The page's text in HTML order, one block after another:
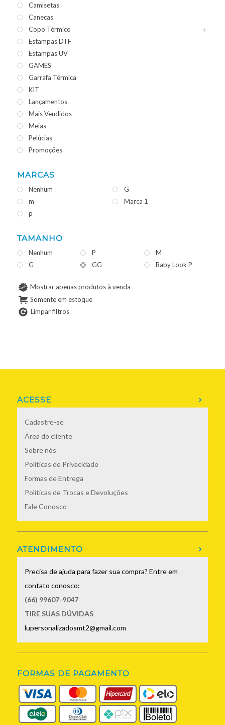
Camisetas
Canecas
Copo Térmico
Estampas DTF
Estampas UV
GAMES
Garrafa Térmica
KIT
Lançamentos
Mais Vendidos
Meias
Pelúcias
Promoções
MARCAS
Nenhum
G
m
Marca 1
p
TAMANHO
Nenhum P
M
G
GG Baby Look P
Mostrar apenas produtos à venda
Somente em estoque
Limpar filtros
ACESSE
Cadastre-se
Área do cliente
Sobre nós
Políticas de Privacidade
Formas de Entrega
Políticas de Trocas e Devoluções
Fale Conosco
ATENDIMENTO
Precisa de ajuda para fazer sua compra? Entre em
contato conosco:
(66) 99607-9047
TIRE SUAS DÚVIDAS
lupersonalizadosmt2@gmail.com
FORMAS DE PAGAMENTO